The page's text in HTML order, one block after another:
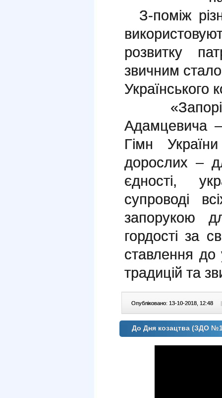
З-поміж
розвитку
звичним
Українського
Адамцевича
Гімн
дорослих –
єдності,
супроводі
запорукою
гордості за
ставлення до
традицій та
Опубліковано: 13-10-2018, 12:48 |
До Дня козацтва (ЗДО